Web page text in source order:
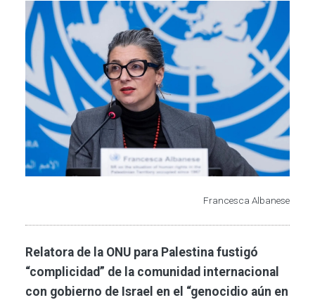
Imagen
Francesca Albanese
Relatora de la ONU para Palestina fustigó
“complicidad” de la comunidad internacional
con gobierno de Israel en el “genocidio aún en